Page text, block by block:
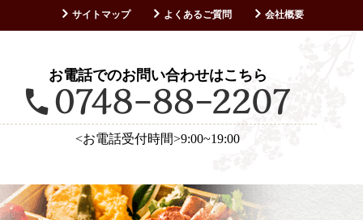
サイトマップ よくあるご質問 会社概要
お電話でのお問い合わせはこちら
<お電話受付時間>9:00~19:00